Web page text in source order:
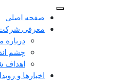
صفحه اصلی
معرفی
درباره
چشم
اخبارها و